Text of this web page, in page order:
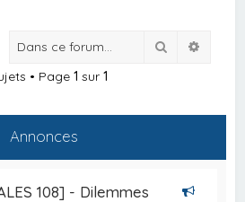
Rechercher
• Page 1 sur 1
Annonces
108] - Dilemmes